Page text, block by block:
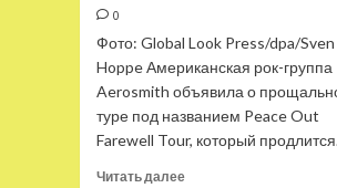
Воронеже
0
Фото: Global Look Press/dpa/Sven
Hoppe Американская рок-группа
Aerosmith объявила о
туре под названием Peace Out
Farewell Tour, который
Читать далееПрочитать